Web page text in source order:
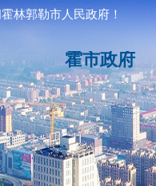
林郭勒市人民政府！
霍市政府